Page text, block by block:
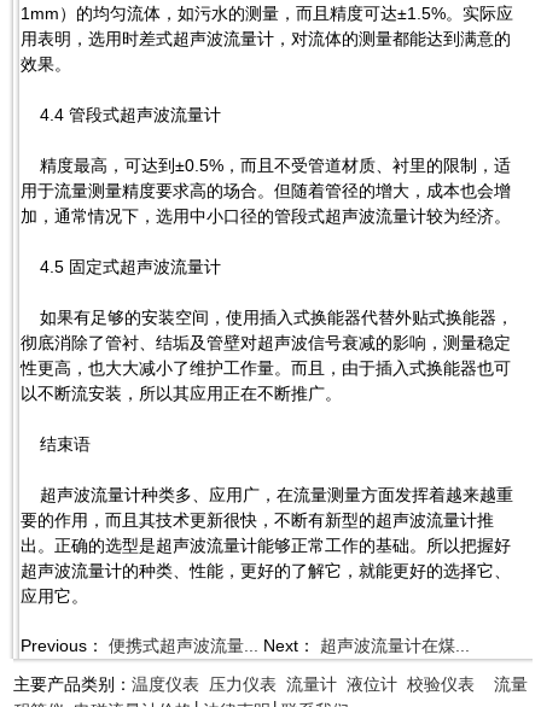
1mm）的均匀流体，如污水的测量，而且精度可达±1.5%。实际应
用表明，选用时差式超声波流量计，对流体的测量都能达到满意的
效果。
4.4 管段式超声波流量计
精度最高，可达到±0.5%，而且不受管道材质、衬里的限制，适
用于流量测量精度要求高的场合。但随着管径的增大，成本也会增
加，通常情况下，选用中小口径的管段式超声波流量计较为经济。
4.5 固定式超声波流量计
如果有足够的安装空间，使用插入式换能器代替外贴式换能器，
彻底消除了管衬、结垢及管壁对超声波信号衰减的影响，测量稳定
性更高，也大大减小了维护工作量。而且，由于插入式换能器也可
以不断流安装，所以其应用正在不断推广。
结束语
超声波流量计种类多、应用广，在流量测量方面发挥着越来越重
要的作用，而且其技术更新很快，不断有新型的超声波流量计推
出。正确的选型是超声波流量计能够正常工作的基础。所以把握好
超声波流量计的种类、性能，更好的了解它，就能更好的选择它、
应用它。
Previous： 便携式超声波流量... Next： 超声波流量计在煤...
主要产品类别： 温度仪表 压力仪表 流量计 液位计 校验仪表
流量